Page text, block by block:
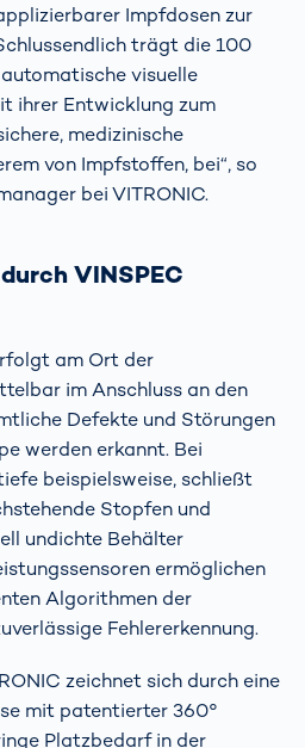
Impfdosen zur
trägt die 100
visuelle
ihrer Entwicklung zum
medizinische
von Impfstoffen, bei“, so
bei VITRONIC.
VINSPEC
am Ort der
im Anschluss an den
Defekte und Störungen
werden erkannt. Bei
beispielsweise, schließt
Stopfen und
undichte Behälter
ermöglichen
Algorithmen der
Fehlererkennung.
zeichnet sich durch eine
mit patentierter 360°
Platzbedarf in der